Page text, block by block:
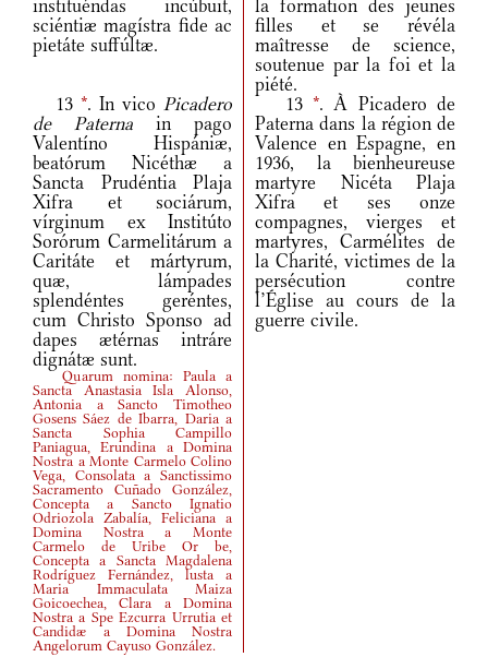
instituéndas incúbuit,
sciéntiæ magístra fide ac
pietáte suffúltæ.
la formation des jeunes
filles et se révéla
maîtresse de science,
soutenue par la foi et la
piété.
13 *. In vico Picadero
de Paterna in pago
Valentíno Hispániæ,
beatórum Nicéthæ a
Sancta Prudéntia Plaja
Xifra et sociárum,
vírginum ex Institúto
Sorórum Carmelitárum a
Caritáte et mártyrum,
quæ, lámpades
splendéntes geréntes,
cum Christo Sponso ad
dapes ætérnas intráre
dignátæ sunt.
13*. À Picadero de
Paterna dans la région de
Valence en Espagne, en
1936, la bienheureuse
martyre Nicéta Plaja
Xifra et ses onze
compagnes, vierges et
martyres, Carmélites de
la Charité, victimes de la
persécution contre
l’Église au cours de la
guerre civile.
Quarum nomina: Paula a
Sancta Anastasia Isla Alonso,
Antonia a Sancto Timotheo
Gosens Sáez de Ibarra, Daria a
Sancta Sophia Campillo
Paniagua, Erundina a Domina
Nostra a Monte Carmelo Colino
Vega, Consolata a Sanctissimo
Sacramento Cuñado González,
Concepta a Sancto Ignatio
Odriozola Zabalía, Feliciana a
Domina Nostra a Monte
Carmelo de Uribe Or be,
Concepta a Sancta Magdalena
Rodríguez Fernández, lusta a
Maria Immaculata Maiza
Goicoechea, Clara a Domina
Nostra a Spe Ezcurra Urrutia et
Candidæ a Domina Nostra
Angelorum Cayuso González.